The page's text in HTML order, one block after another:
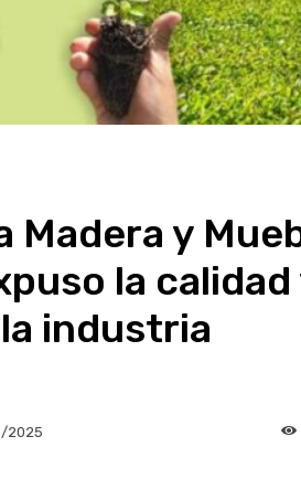
Madera y
la calidad
industria
2025